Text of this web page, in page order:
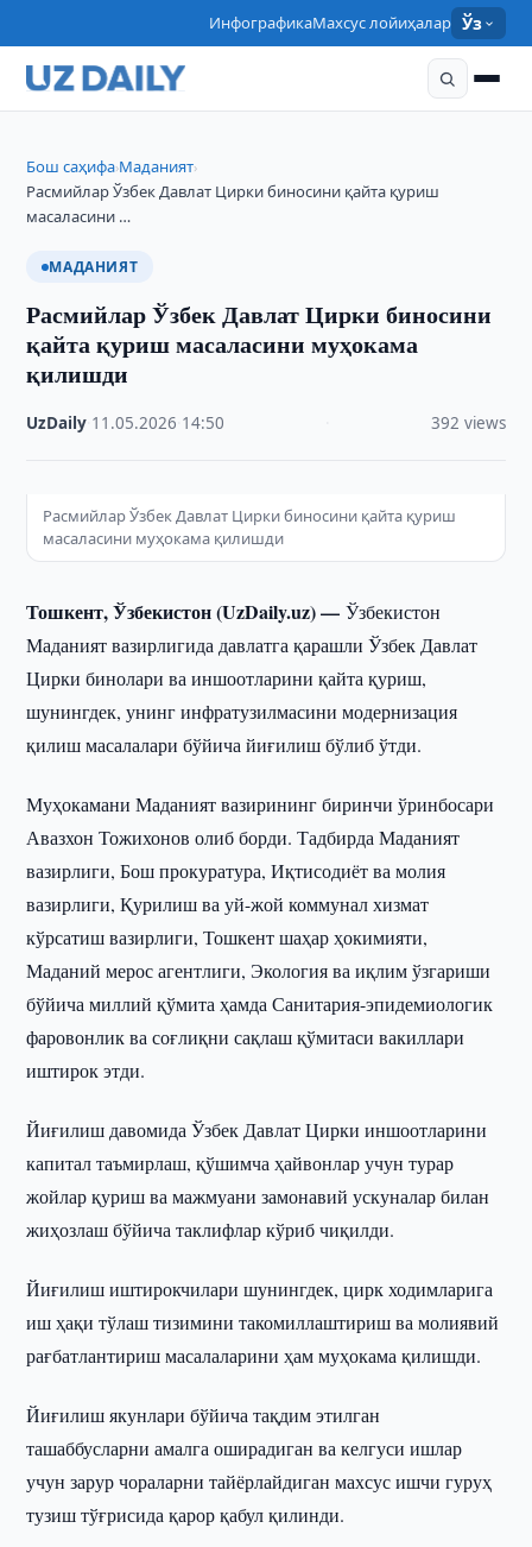
ИнфографикаМахсус лойиҳалар Ўз
Бош саҳифа›Маданият›
Расмийлар Ўзбек Давлат Цирки биносини қайта қуриш
масаласини …
МАДАНИЯТ
Расмийлар Ўзбек Давлат Цирки биносини
қайта қуриш масаласини муҳокама
қилишди
UzDaily 11.05.2026 14:50 392 views
Расмийлар Ўзбек Давлат Цирки биносини қайта қуриш
масаласини муҳокама қилишди
Тошкент, Ўзбекистон (UzDaily.uz) —Ўзбекистон
Маданият вазирлигида давлатга қарашли Ўзбек Давлат
Цирки бинолари ва иншоотларини қайта қуриш,
шунингдек, унинг инфратузилмасини модернизация
қилиш масалалари бўйича йиғилиш бўлиб ўтди.
Муҳокамани Маданият вазирининг биринчи ўринбосари
Авазхон Тожихонов олиб борди. Тадбирда Маданият
вазирлиги, Бош прокуратура, Иқтисодиёт ва молия
вазирлиги, Қурилиш ва уй-жой коммунал хизмат
кўрсатиш вазирлиги, Тошкент шаҳар ҳокимияти,
Маданий мерос агентлиги, Экология ва иқлим ўзгариши
бўйича миллий қўмита ҳамда Санитария-эпидемиологик
фаровонлик ва соғлиқни сақлаш қўмитаси вакиллари
иштирок этди.
Йиғилиш давомида Ўзбек Давлат Цирки иншоотларини
капитал таъмирлаш, қўшимча ҳайвонлар учун турар
жойлар қуриш ва мажмуани замонавий ускуналар билан
жиҳозлаш бўйича таклифлар кўриб чиқилди.
Йиғилиш иштирокчилари шунингдек, цирк ходимларига
иш ҳақи тўлаш тизимини такомиллаштириш ва молиявий
рағбатлантириш масалаларини ҳам муҳокама қилишди.
Йиғилиш якунлари бўйича тақдим этилган
ташаббусларни амалга оширадиган ва келгуси ишлар
учун зарур чораларни тайёрлайдиган махсус ишчи гуруҳ
тузиш тўғрисида қарор қабул қилинди.